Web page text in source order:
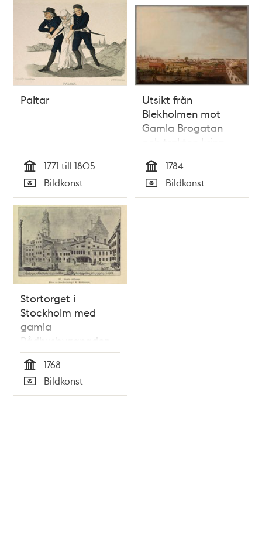
Paltar
Tid
1771 till 1805
Typ
Bildkonst
Utsikt från
Blekholmen mot
Gamla Brogatan
och trakten kring
Observatoriet
Tid
1784
Typ
Bildkonst
Stortorget i
Stockholm med
gamla
Rådhusbyggnaden
innan dess afrifning
1768
Tid
1768
Typ
Bildkonst